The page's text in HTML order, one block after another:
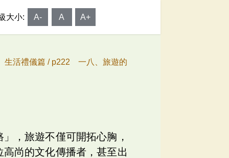
大小: A- A A+
生活禮儀篇 / p222 一八、旅遊的
，旅遊不僅可開拓心胸，
尚的文化傳播者，甚至出